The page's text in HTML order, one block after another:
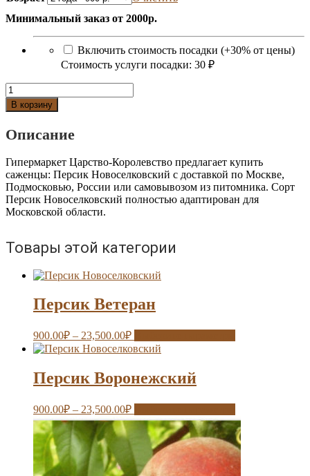
Минимальный заказ от 2000р.
Включить стоимость посадки (+30% от цены)
Стоимость услуги посадки: 30 ₽
Количество
Персик
Новоселковский
В корзину
Описание
Гипермаркет Царство-Королевство предлагает купить
саженцы: Персик Новоселковский с доставкой по Москве,
Подмосковью, России или самовывозом из питомника. Сорт
Персик Новоселковский полностью адаптирован для
Московской области.
Товары этой категории
Персик Ветеран
900.00₽ – 23,500.00₽
Персик Воронежский
900.00₽ – 23,500.00₽